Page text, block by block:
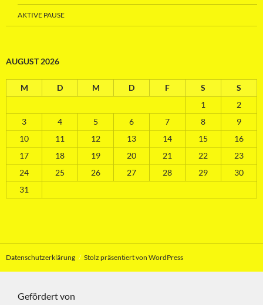
AKTIVE PAUSE
AUGUST 2026
M D M D F S
S
1
2
3
4 5 6 7 8
9
10
11 12 13 14 15
16
17
18 19 20 21 22
23
24
25 26 27 28 29
30
31
Datenschutzerklärung Stolz präsentiert von WordPress
Gefördert von